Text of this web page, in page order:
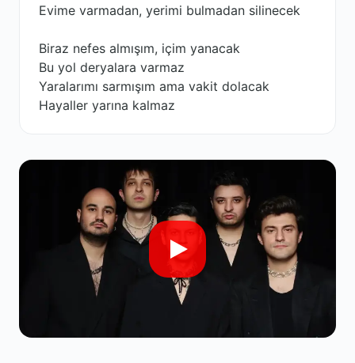
Evime varmadan, yerimi bulmadan silinecek
Biraz nefes almışım, içim yanacak
Bu yol deryalara varmaz
Yaralarımı sarmışım ama vakit dolacak
Hayaller yarına kalmaz